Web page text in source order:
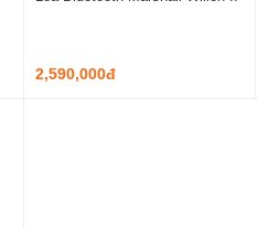
2,590,000đ